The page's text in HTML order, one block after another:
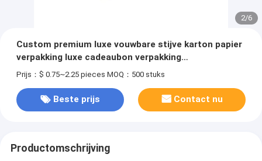
3/6
Custom premium luxe vouwbare stijve karton papier
verpakking luxe cadeaubon verpakking
huidverzorging fles set box
Prijs：$ 0.75~2.25 pieces MOQ：500 stuks
Beste prijs Contact nu
Productomschrijving